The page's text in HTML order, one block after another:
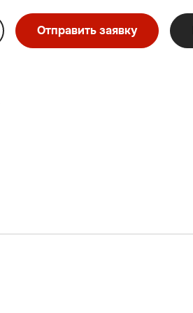
Отправить заявку